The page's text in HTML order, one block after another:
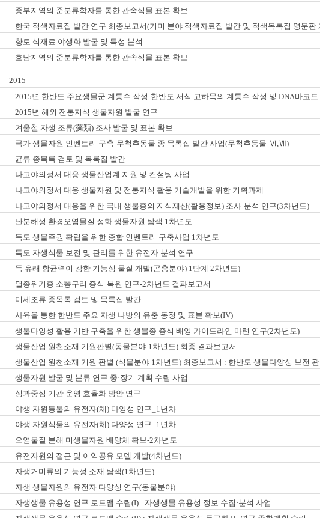
중부지역의 준분류학자를 통한 관속식물 표본 확보
한국 적색자료집 발간 연구 최종보고서(거미 분야 적색자료집 발간 및 적색목록집 영문판
향토 식재료 야생화 발굴 및 특성 분석
호남지역의 준분류학자를 통한 관속식물 표본 확보
2015
2015년 한반도 주요생물군 계통수 작성-한반도 서식 고하목의 계통수 작성 및 DNA바코
2015년 해외 전통지식 생물자원 발굴 연구
겨울철 자생 조류(藻類) 조사.발굴 및 표본 확보
국가 생물자원 인벤토리 구축-무척추동물 종 목록집 발간 사업(무척추동물-Ⅵ,Ⅶ)
균류 종목록 검토 및 목록집 발간
나고야의정서 대응 생물산업계 지원 및 컨설팅 사업
나고야의정서 대응 생물자원 및 전통지식 활용 기술개발을 위한 기획과제
나고야의정서 대응을 위한 국내 생물종의 지식재산(활용정보) 조사·분석 연구(3차년도)
난분해성 환경오염물질 정화 생물자원 탐색 1차년도
독도 생물주권 확립을 위한 종합 인벤토리 구축사업 1차년도
독도 자생식물 보전 및 관리를 위한 유전자 분석 연구
독 유래 항균력이 강한 기능성 물질 개발(곤충분야) 1단계 2차년도)
멸종위기종 소똥구리 증식·복원 연구-2차년도 결과보고서
미세조류 종목록 검토 및 목록집 발간
사육을 통한 한반도 주요 자생 나방의 유충 동정 및 표본 확보(IV)
생물다양성 활용 기반 구축을 위한 생물종 증식 배양 가이드라인 마련 연구(2차년도)
생물산업 원천소재 기원판별(동물분야-1차년도) 최종 결과보고서
생물산업 원천소재 기원 판별 (식물분야 1차년도) 최종보고서 : 한반도 생물다양성 보전
생물자원 발굴 및 분류 연구 중·장기 계획 수립 사업
성과중심 기관 운영 효율화 방안 연구
야생 자원동물의 유전자(체) 다양성 연구_1년차
야생 자원식물의 유전자(체) 다양성 연구_1년차
오염물질 분해 미생물자원 배양체 확보-2차년도
유전자원의 접근 및 이익공유 모델 개발(4차년도)
자생거미류의 기능성 소재 탐색(1차년도)
자생 생물자원의 유전자 다양성 연구(동물분야)
자생생물 유용성 연구 로드맵 수립(I) : 자생생물 유용성 정보 수집·분석 사업